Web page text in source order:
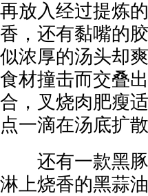
再放入经过提炼
香，还有黏嘴的
似浓厚的汤头却
食材撞击而交叠
合，叉烧肉肥瘦
点一滴在汤底扩散
还有一款黑豚
淋上烧香的黑蒜